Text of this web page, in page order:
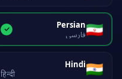
🇮🇷
Persian
فارسی
🇮🇳
Hindi
हिन्दी